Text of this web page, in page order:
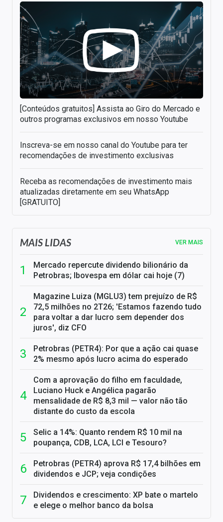
[Conteúdos gratuitos] Assista ao Giro do Mercado e
outros programas exclusivos em nosso Youtube
Inscreva-se em nosso canal do Youtube para ter
recomendações de investimento exclusivas
Receba as recomendações de investimento mais
atualizadas diretamente em seu WhatsApp
[GRATUITO]
MAIS LIDAS VER MAIS
Mercado repercute dividendo bilionário da
Petrobras; Ibovespa em dólar cai hoje (7)
Magazine Luiza (MGLU3) tem prejuízo de R$
72,5 milhões no 2T26; 'Estamos fazendo tudo
para voltar a dar lucro sem depender dos
juros', diz CFO
Petrobras (PETR4): Por que a ação cai quase
2% mesmo após lucro acima do esperado
Com a aprovação do filho em faculdade,
Luciano Huck e Angélica pagarão
mensalidade de R$ 8,3 mil — valor não tão
distante do custo da escola
Selic a 14%: Quanto rendem R$ 10 mil na
poupança, CDB, LCA, LCI e Tesouro?
Petrobras (PETR4) aprova R$ 17,4 bilhões em
dividendos e JCP; veja condições
Dividendos e crescimento: XP bate o martelo
e elege o melhor banco da bolsa